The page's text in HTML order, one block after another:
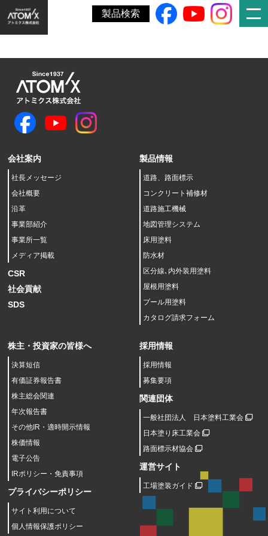
製品検索
ホーム» 第１四半期報告書
会社案内
社長メッセージ
会社概要
沿革
事業部紹介
事業所一覧
メディア掲載
CSR
社会貢献
SDS
製品情報
道路、路面標示
コンクリート補修材
道路施工機械
地図管理システム
床用塗料
防水材
区分線､内外装用塗料
屋根用塗料
プール用塗料
カタログ請求フォーム
株主・投資家の皆様へ
決算短信
有価証券報告書
株主総会関連
年次報告書
その他IR・適時開示情報
株価情報
電子公告
IRポリシー・免責事項
プライバシーポリシー
サイト利用について
個人情報保護ポリシー
採用情報
採用情報
募集要項
関連団体
一般社団法人 日本塗料工業会
日本塗り床工業会
路面標示材協会
運営サイト
工場塗装ガイド